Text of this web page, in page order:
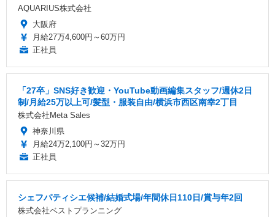
AQUARIUS株式会社
大阪府
月給27万4,600円～60万円
正社員
「27卒」SNS好き歓迎・YouTube動画編集スタッフ/週休2日
制/月給25万以上可/髪型・服装自由/横浜市西区南幸2丁目
株式会社Meta Sales
神奈川県
月給24万2,100円～32万円
正社員
シェフパティシエ候補/結婚式場/年間休日110日/賞与年2回
株式会社ベストプランニング